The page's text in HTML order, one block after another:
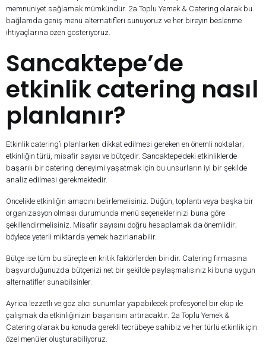
memnuniyet sağlamak mümkündür. 2a Toplu Yemek & Catering olarak bu
bağlamda geniş menü alternatifleri sunuyoruz ve her bireyin beslenme
ihtiyaçlarına özen gösteriyoruz.
Sancaktepe’de
etkinlik catering nasıl
planlanır?
Etkinlik catering’i planlarken dikkat edilmesi gereken en önemli noktalar;
etkinliğin türü, misafir sayısı ve bütçedir. Sancaktepe’deki etkinliklerde
başarılı bir catering deneyimi yaşatmak için bu unsurların iyi bir şekilde
analiz edilmesi gerekmektedir.
Öncelikle etkinliğin amacını belirlemelisiniz. Düğün, toplantı veya başka bir
organizasyon olması durumunda menü seçeneklerinizi buna göre
şekillendirmelisiniz. Misafir sayısını doğru hesaplamak da önemlidir;
böylece yeterli miktarda yemek hazırlanabilir.
Bütçe ise tüm bu süreçte en kritik faktörlerden biridir. Catering firmasına
başvurduğunuzda bütçenizi net bir şekilde paylaşmalısınız ki buna uygun
alternatifler sunabilsinler.
Ayrıca lezzetli ve göz alıcı sunumlar yapabilecek profesyonel bir ekip ile
çalışmak da etkinliğinizin başarısını artıracaktır. 2a Toplu Yemek &
Catering olarak bu konuda gerekli tecrübeye sahibiz ve her türlü etkinlik için
özel menüler oluşturabiliyoruz.